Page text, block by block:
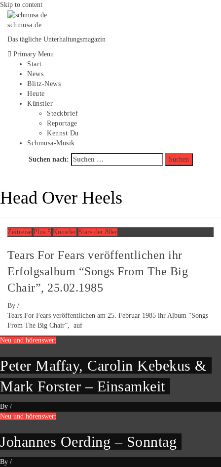
Skip to content
schmusa.de
Das tägliche Unterhaltungsmagazin
Primary Menu
Start
News
Blitz-News
Heute
Künstler
Steckbrief
Reportage
Kennst Du
Schmusa-Musik
Suchen nach:
Head Over Heels
Zeitreise Plus 5 Künstler Stars der 80er
Tears For Fears veröffentlichen ihr
Erfolgsalbum “Songs From The Big
Chair”, 25.02.1985
By /
Tears For Fears veröffentlichen am 25. Februar 1985 ihr Album “Songs
From The Big Chair”, auf
Neu und hörenswert
Peter Maffay, Carolin Kebekus &
Mark Forster – Einsamkeit
By /
Neu und hörenswert
Johannes Oerding – Sonntag
By /